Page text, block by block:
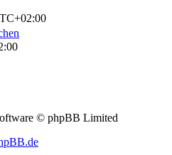
© phpBB Limited